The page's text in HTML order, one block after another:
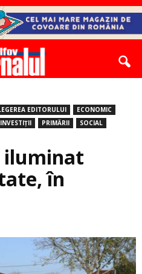
EDITORULUI
ECONOMIC
INVESTIȚII PRIMĂRII
SOCIAL
iluminat
în